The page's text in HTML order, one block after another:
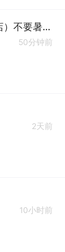
古城小凝制皂招导购（品牌连锁门店）不要暑假工
50分钟前
2天前
10小时前